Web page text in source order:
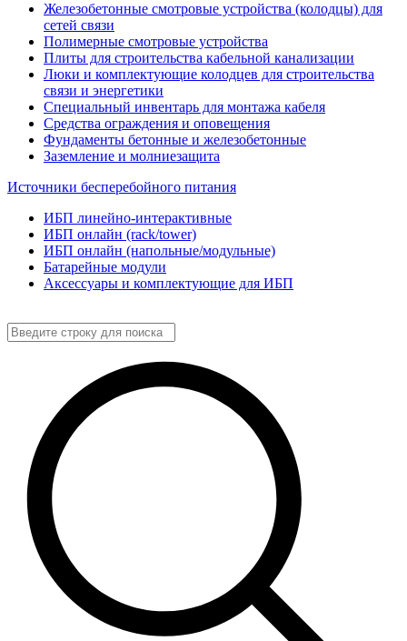
Железобетонные смотровые устройства (колодцы) для
сетей связи
Полимерные смотровые устройства
Плиты для строительства кабельной канализации
Люки и комплектующие колодцев для строительства
связи и энергетики
Специальный инвентарь для монтажа кабеля
Средства ограждения и оповещения
Фундаменты бетонные и железобетонные
Заземление и молниезащита
Источники бесперебойного питания
ИБП линейно-интерактивные
ИБП онлайн (rack/tower)
ИБП онлайн (напольные/модульные)
Батарейные модули
Аксессуары и комплектующие для ИБП